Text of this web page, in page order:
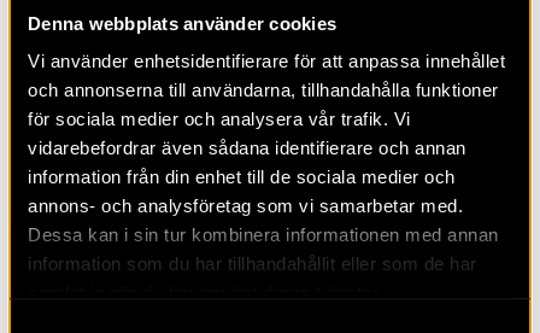
Denna webbplats använder cookies
Vi använder enhetsidentifierare för att anpassa innehållet
och annonserna till användarna, tillhandahålla funktioner
för sociala medier och analysera vår trafik. Vi
vidarebefordrar även sådana identifierare och annan
information från din enhet till de sociala medier och
annons- och analysföretag som vi samarbetar med.
Dessa kan i sin tur kombinera informationen med annan
information som du har tillhandahållit eller som de har
Kraftledning Odensvi – Slottsbol